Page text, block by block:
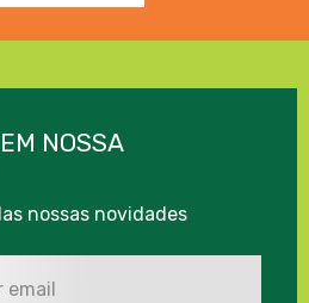
NOSSA
nossas novidades